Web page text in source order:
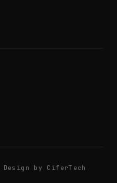
Design by CiferTech